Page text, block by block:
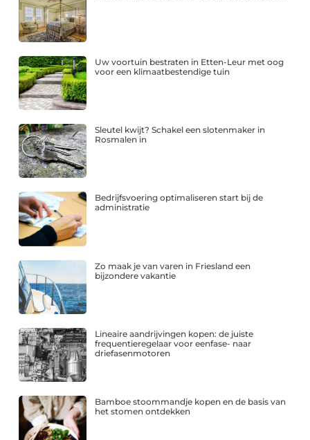
Uw voortuin bestraten in Etten-Leur met oog
voor een klimaatbestendige tuin
Sleutel kwijt? Schakel een slotenmaker in
Rosmalen in
Bedrijfsvoering optimaliseren start bij de
administratie
Zo maak je van varen in Friesland een
bijzondere vakantie
Lineaire aandrijvingen kopen: de juiste
frequentieregelaar voor eenfase- naar
driefasenmotoren
Bamboe stoommandje kopen en de basis van
het stomen ontdekken